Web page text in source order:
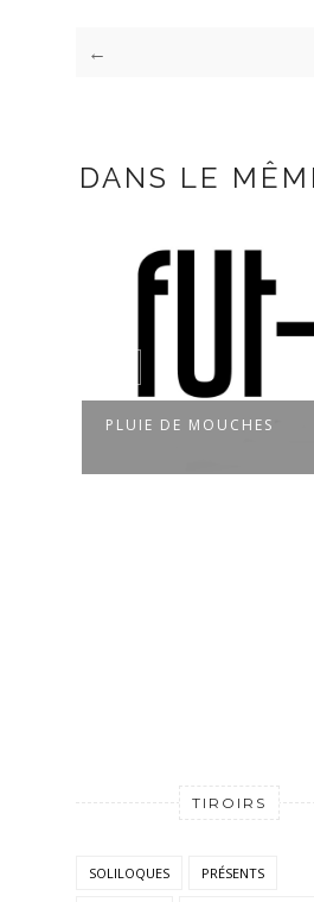
←
DANS LE
PLUIE DE MOUCHES
TIROIRS
SOLILOQUES PRÉSENTS